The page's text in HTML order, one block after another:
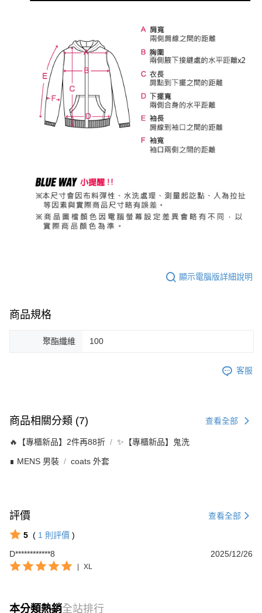
顯示電腦版詳細說明
商品規格
聚酯纖維 100
客服
商品相關分類 (7) 查看全部
🔥【專櫃新品】2件再88折 ✨【專櫃新品】鬼洗
∎ MENS 男裝 coats 外套
評價 查看全部
5 ( 1 則評價 )
D************8
2025/12/26
| XL
本分類熱銷全站排行